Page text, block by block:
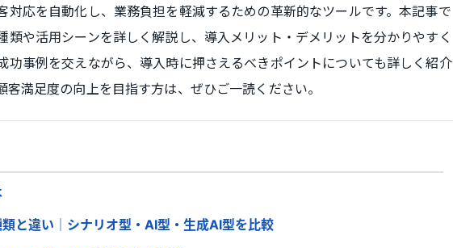
対応を自動化し、業務負担を軽減するための革新的なツールです。本記事で
類や活用シーンを詳しく解説し、導入メリット・デメリットを分かりやすく
功事例を交えながら、導入時に押さえるべきポイントについても詳しく紹介
客満足度の向上を目指す方は、ぜひご一読ください。
と違い｜シナリオ型・AI型・生成AI型を比較